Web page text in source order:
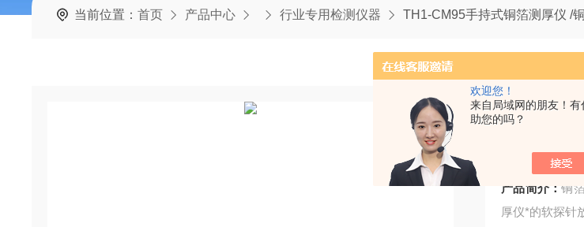
欢迎您！
来自局域网的朋友！有
助您的吗？
当前位置：首页 产品中心 行业专用检测仪器 TH1-CM95手持式铜箔测厚仪 /铜箔测厚仪价格/ 铜箔
手持式
产品简介：铜
厚仪*的软探针